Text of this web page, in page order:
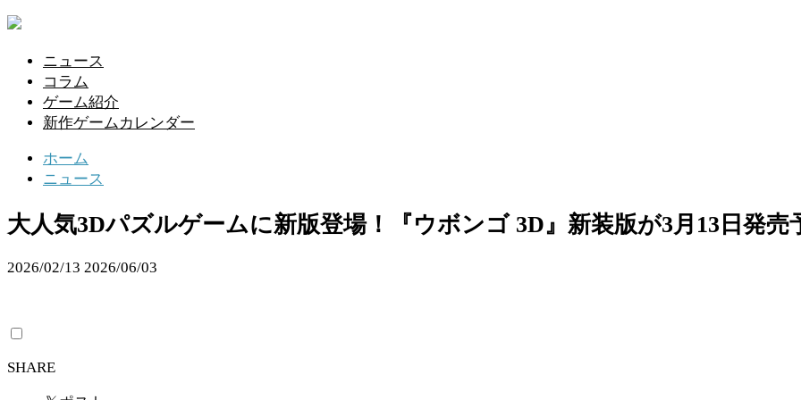
ニュース
コラム
ゲーム紹介
新作ゲームカレンダー
ホーム
ニュース
大人気3Dパズルゲームに新版登場！『ウボンゴ 3D』新装版が3月13日発売
2026/02/13 2026/06/03
SHARE